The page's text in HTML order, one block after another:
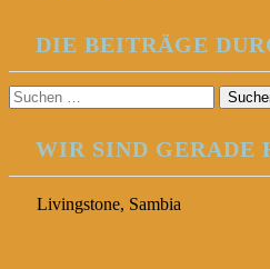
DIE BEITRÄGE
Suchen
nach:
WIR SIND GERADE
Livingstone, Sambia